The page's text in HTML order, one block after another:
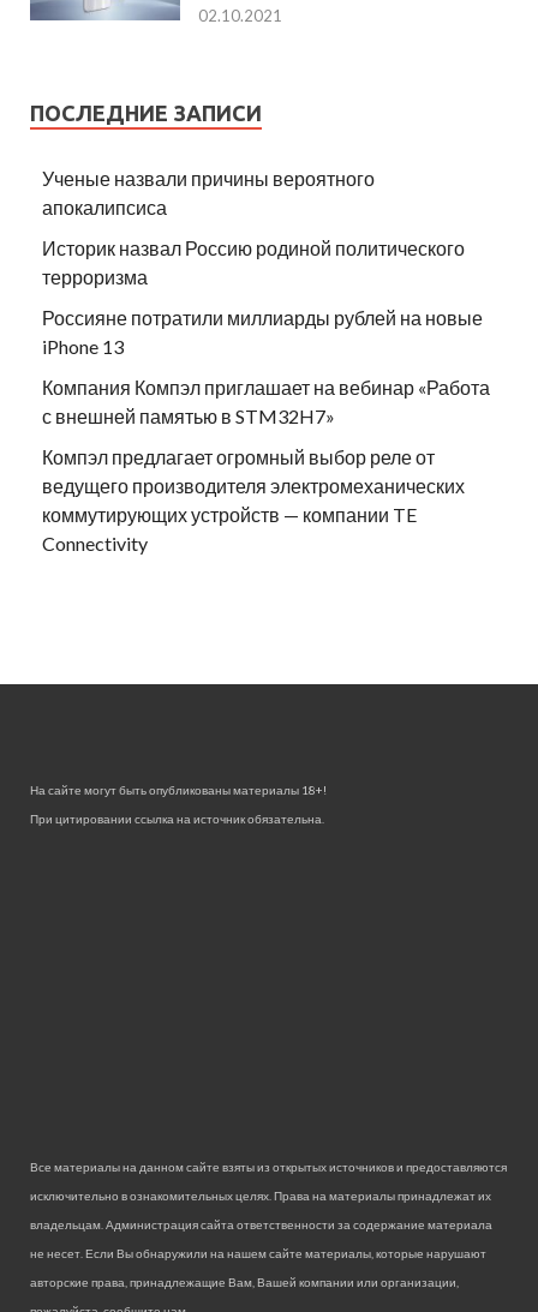
02.10.2021
ПОСЛЕДНИЕ ЗАПИСИ
Ученые назвали причины вероятного
апокалипсиса
Историк назвал Россию родиной политического
терроризма
Россияне потратили миллиарды рублей на новые
iPhone 13
Компания Компэл приглашает на вебинар «Работа
с внешней памятью в STM32H7»
Компэл предлагает огромный выбор реле от
ведущего производителя электромеханических
коммутирующих устройств — компании TE
Connectivity
На сайте могут быть опубликованы материалы 18+!
При цитировании ссылка на источник обязательна.
Все материалы на данном сайте взяты из открытых источников и предоставляются
исключительно в ознакомительных целях. Права на материалы принадлежат их
владельцам. Администрация сайта ответственности за содержание материала
не несет. Если Вы обнаружили на нашем сайте материалы, которые нарушают
авторские права, принадлежащие Вам, Вашей компании или организации,